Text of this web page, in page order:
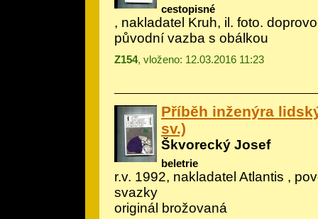
cestopisné
, nakladatel Kruh, il. foto.
původní vazba s obálkou
Z154, vloženo: 12.03.2016 11:23
Příběh inženýra
sv.)
Škvorecký Josef
beletrie
r.v. 1992, nakladatel Atlantis ,
svazky
originál brožovaná